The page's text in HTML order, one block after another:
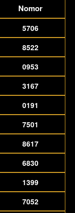
Nomor
5706
8522
0953
3167
0191
7501
8617
6830
1399
7052